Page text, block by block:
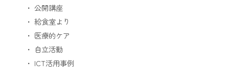
公開講座
給食室より
医療的ケア
自立活動
ICT活用事例